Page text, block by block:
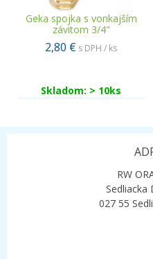
Geka spojka s vonkajším
závitom 3/4"
2,80 € s DPH / ks
Skladom: > 10ks
RW
Sedliacka
027 55